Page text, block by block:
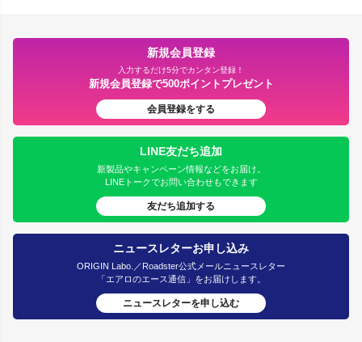
新規会員登録
入力するだけ5分でカンタン登録！
新規会員登録で500ポイントプレゼント
会員登録をする
LINE友だち追加
新製品やキャンペーン情報などをお届け。
LINEトークでお問い合わせもできます
友だち追加する
ニュースレターお申し込み
ORIGIN Labo.／Roadster公式メールニュースレター
「エアロのエース通信」をお届けします。
ニュースレターを申し込む